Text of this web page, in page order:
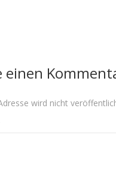
einen
wird nicht